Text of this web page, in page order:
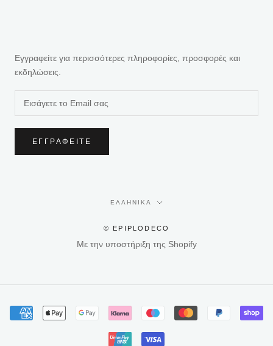
Εγγραφείτε για περισσότερες πληροφορίες, προσφορές και
εκδηλώσεις.
ΕΓΓΡΑΦΕΊΤΕ
Γλώσσα
ΕΛΛΗΝΙΚΆ
© EPIPLODECO
Με την υποστήριξη της Shopify